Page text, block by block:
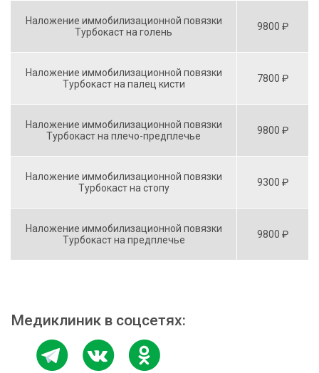
Наложение иммобилизационной повязки
Турбокаст на голень
9800 ₽
Наложение иммобилизационной повязки
Турбокаст на палец кисти
7800 ₽
Наложение иммобилизационной повязки
Турбокаст на плечо-предплечье
9800 ₽
Наложение иммобилизационной повязки
Турбокаст на стопу
9300 ₽
Наложение иммобилизационной повязки
Турбокаст на предплечье
9800 ₽
Медиклиник в соцсетях: